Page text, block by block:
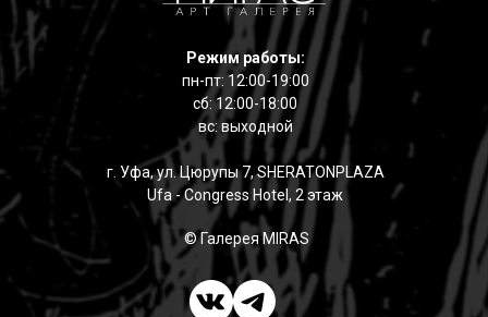
Режим работы:
пн-пт: 12:00-19:00
сб: 12:00-18:00
вс: выходной
г. Уфа, ул. Цюрупы 7, SHERATONPLAZA
Ufa - Congress Hotel, 2 этаж
© Галерея MIRAS